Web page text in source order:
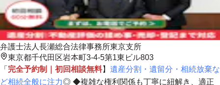
弁護士法人長瀬総合法律事務所東京支所
東京都千代田区岩本町3-4-5第1東ビル803
「 完全予約制｜初回相談無料】 遺産分割・遺留分・相続放棄な
ど相続全般に注力◎ ◆複雑な権利関係も丁寧に紐解き、適正